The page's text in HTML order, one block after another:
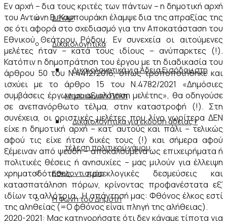
ΔΕΥΑΡ
Δικαιολογητικά
Δικαιολογητικά για Άδεια Εισόδου στη
Μεσαιωνική Πόλη
Δικαιολογητικά για εκδοσή άδειας /
τέλεση πολιτικού γάμου
Εθελοντισμός
Η Φωνή του Δημότη
Εν αρχή – δια τους κριτές των πάντων – η δημοτική αρχή
του Αντώνη Β. Καμπουράκη έλαμψε δια της απραξίας της
σε ότι αφορά στο σχεδιασμό για την Αποκατάσταση του
Εθνικού Θεάτρου Ρόδου. Εν συνεχεία οι αιτούμενες
μελέτες ήταν – κατά τους ιδίους – ανύπαρκτες (!).
Κατόπιν η δημοπράτηση του έργου με τη διαδικασία του
άρθρου 50 του Ν.4412/2016, όπως τροποποιήθηκε και
ισχύει με το άρθρο 15 του Ν.4782/2021 «Δημόσιες
συμβάσεις έργων με αξιολόγηση μελέτης», θα οδηγούσε
σε ανεπανόρθωτο τέλμα, στην καταστροφή (!). Στη
συνέχεια, οι οριστικές μελέτες που λίγο νωρίτερα ΔΕΝ
είχε η δημοτική αρχή – κατ’ αυτούς και πάλι – τελικώς
αφού τις είχε ήταν δικές τους (!) και σήμερα αφού
ξέμειναν από ψεύδη – αποκαλούμενα ως επιχειρήματα ή
πολιτικές θέσεις ή ανησυχίες – μας μιλούν για έλλειψη
χρηματοδότησης, προεκλογικές δεσμεύσεις και
κατασπατάληση πόρων, κρίνοντας προφανέστατα εξ’
ιδίων τα αλλότρια… Η απάντησή μας: Φθόνος έλκος εστί
της αληθείας (=Ο φθόνος είναι πληγή της αλήθειας).
2020-2021: Μας κατηγορήσατε ότι δεν κάναμε τίποτα για